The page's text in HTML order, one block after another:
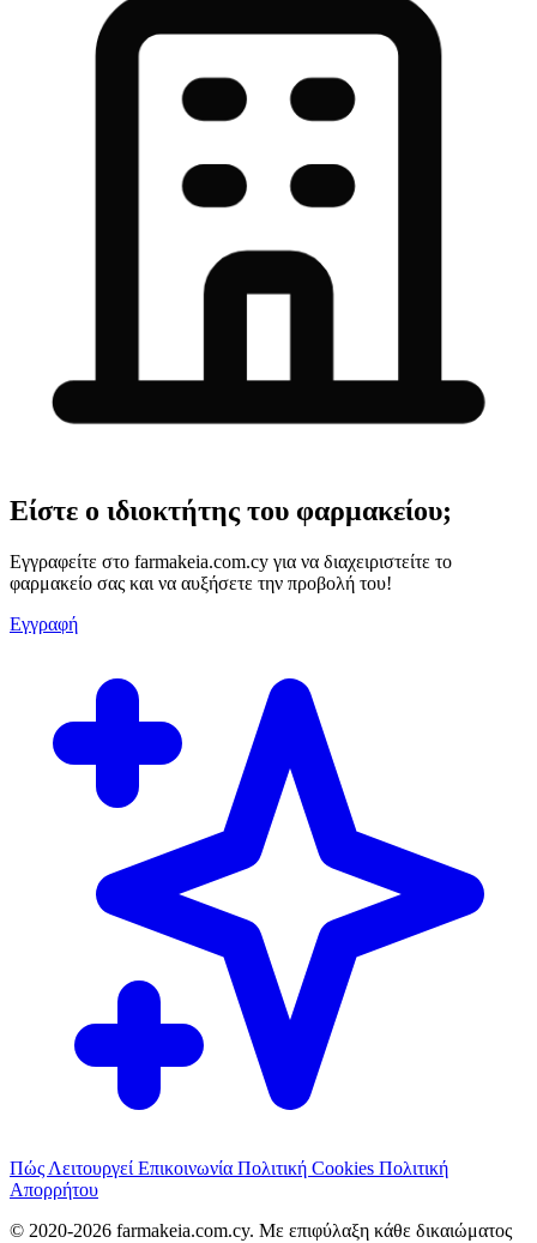
Είστε ο ιδιοκτήτης του φαρμακείου;
Εγγραφείτε στο farmakeia.com.cy για να διαχειριστείτε το
φαρμακείο σας και να αυξήσετε την προβολή του!
Εγγραφή
Πώς Λειτουργεί Επικοινωνία Πολιτική Cookies Πολιτική
Απορρήτου
© 2020-2026 farmakeia.com.cy. Με επιφύλαξη κάθε δικαιώματος